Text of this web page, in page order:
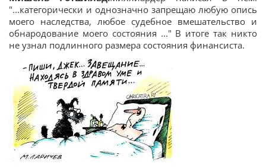
"...категорически и однозначно запрещаю любую опись
моего наследства, любое судебное вмешательство и
обнародование моего состояния ..." В итоге так никто
не узнал подлинного размера состояния финансиста.